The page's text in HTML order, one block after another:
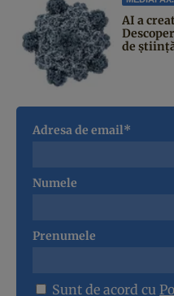
AI a
de
Adresa de email*
Numele
Prenumele
Sunt de acord cu